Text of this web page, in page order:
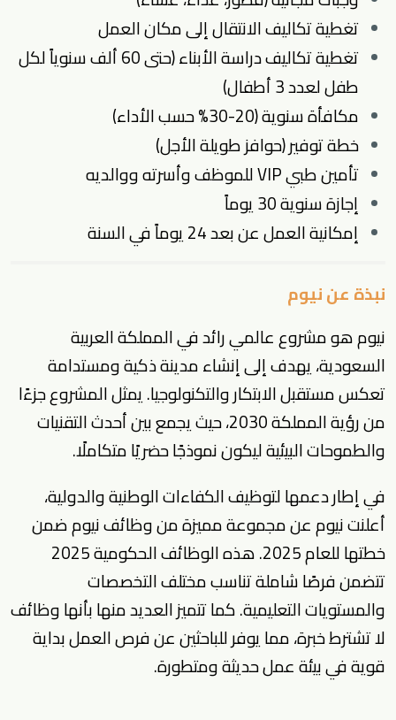
تغطية تكاليف الانتقال إلى مكان العمل
تغطية تكاليف دراسة الأبناء (حتى 60 ألف سنوياً لكل
طفل لعدد 3 أطفال)
مكافأة سنوية (20-30% حسب الأداء)
خطة توفير (حوافز طويلة الأجل)
تأمين طبي VIP للموظف وأسرته ووالديه
إجازة سنوية 30 يوماً
إمكانية العمل عن بعد 24 يوماً في السنة
نبذة عن نيوم
نيوم هو مشروع عالمي رائد في المملكة العربية
السعودية، يهدف إلى إنشاء مدينة ذكية ومستدامة
تعكس مستقبل الابتكار والتكنولوجيا. يمثل المشروع جزءًا
من رؤية المملكة 2030، حيث يجمع بين أحدث التقنيات
والطموحات البيئية ليكون نموذجًا حضريًا متكاملًا.
في إطار دعمها لتوظيف الكفاءات الوطنية والدولية،
أعلنت نيوم عن مجموعة مميزة من وظائف نيوم ضمن
خطتها للعام 2025. هذه
الوظائف الحكومية 2025
تتضمن فرصًا شاملة تناسب مختلف التخصصات
والمستويات التعليمية. كما تتميز العديد منها بأنهاوظائف
لا تشترط خبرة، مما يوفر للباحثين عن فرص العمل بداية
قوية في بيئة عمل حديثة ومتطورة.